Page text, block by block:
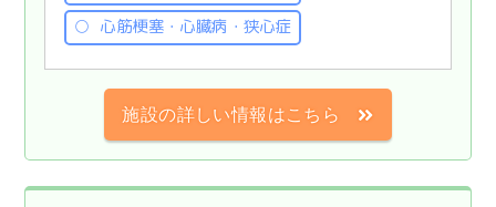
心筋梗塞・心臓病・狭心症
施設の詳しい情報はこちら